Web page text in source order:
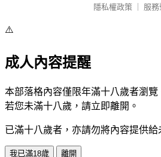
隱私權政策
服務
⚠️
成人內容提醒
本部落格內容僅限年滿十八歲者瀏覽
若您未滿十八歲，請立即離開。
已滿十八歲者，亦請勿將內容提供給
我已滿18歲 離開